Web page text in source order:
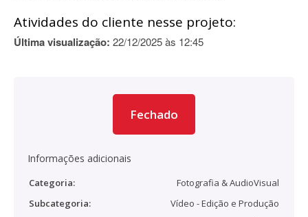
Atividades do cliente nesse projeto:
Última visualização: 22/12/2025 às 12:45
Fechado
Informações adicionais
Categoria:
Fotografia & AudioVisual
Subcategoria:
Vídeo - Edição e Produção